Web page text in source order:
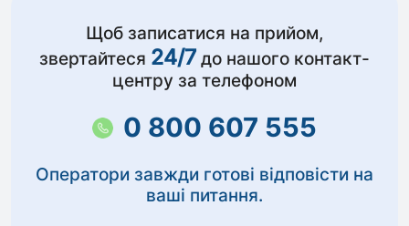
Щоб записатися на прийом,
звертайтеся 24/7 до нашого контакт-
центру за телефоном
0 800 607 555
Оператори завжди готові відповісти на
ваші питання.